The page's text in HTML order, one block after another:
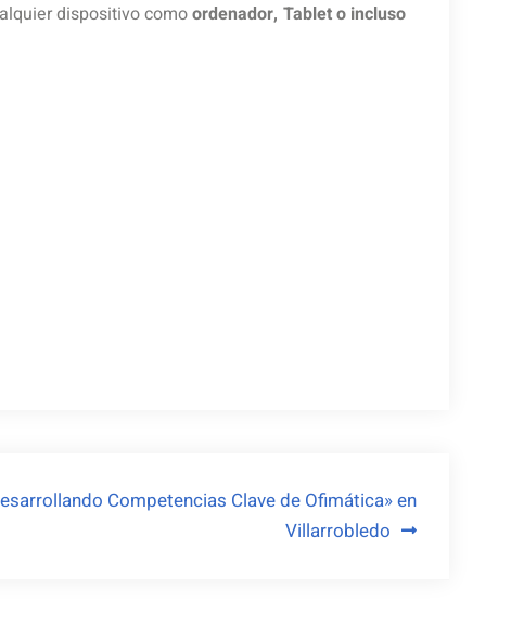
dispositivo comoordenador, Tablet o incluso
Competencias Clave de Ofimática» en
Villarrobledo